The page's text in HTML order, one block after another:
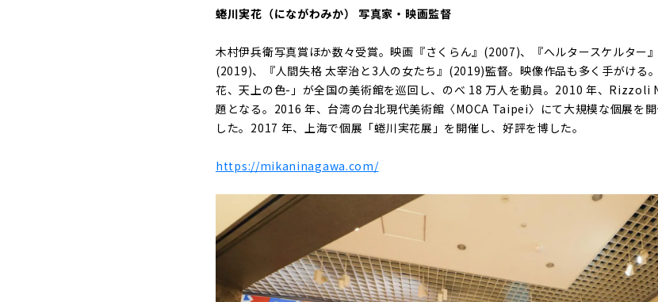
蜷川実花（にながわみか） 写真家・映画監督
木村伊兵衛写真賞ほか数々受賞。映画『さくらん』(2007)、『へルタースケルター
(2019)、『人間失格 太宰治と3人の女たち』(2019)監督。映像作品も多く手がける
花、天上の色-」が全国の美術館を巡回し、のべ 18 万人を動員。2010 年、Rizzoli
題となる。2016 年、台湾の台北現代美術館〈MOCA Taipei〉にて大規模な個展を
した。2017 年、上海で個展「蜷川実花展」を開催し、好評を博した。
https://mikaninagawa.com/